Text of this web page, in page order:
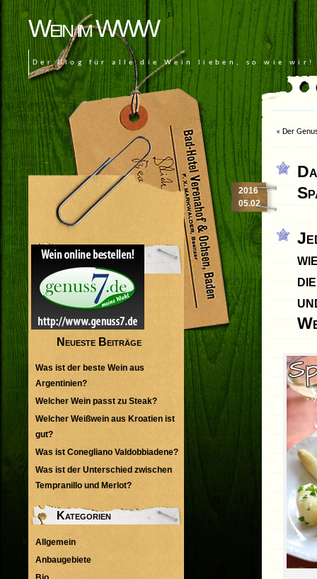
Wein im WWW
Der Blog für alle die Wein lieben, so wie wir!
« Der
2016
05.02
Neueste Beiträge
Was ist der beste Wein aus
Argentinien?
Welcher Wein passt zu Steak?
Welcher Weißwein aus Kroatien ist
gut?
Was ist Conegliano Valdobbiadene?
Was ist der Unterschied zwischen
Tempranillo und Merlot?
Kategorien
Allgemein
Anbaugebiete